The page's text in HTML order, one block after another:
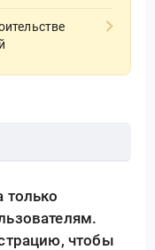
только
чтобы